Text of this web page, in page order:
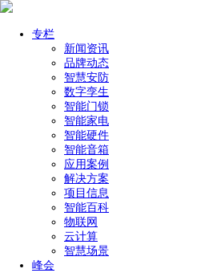
专栏
新闻资讯
品牌动态
智慧安防
数字孪生
智能门锁
智能家电
智能硬件
智能音箱
应用案例
解决方案
项目信息
智能百科
物联网
云计算
智慧场景
峰会